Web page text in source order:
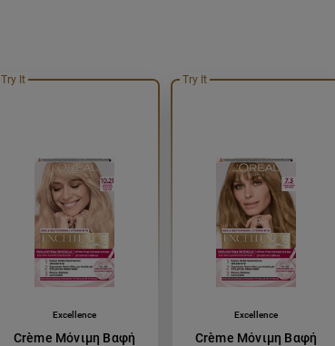
Try It
Excellence
Crème Μόνιμη Βαφή
Try It
Excellence
Crème Μόνιμη Βαφή